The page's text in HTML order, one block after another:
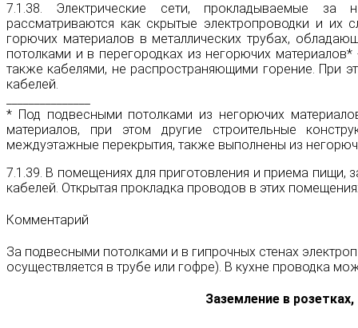
7.1.38. Электрические сети, прокладываемые за
рассматриваются как скрытые электропроводки и их
горючих материалов в металлических трубах,
потолками и в перегородках из негорючих
также кабелями, не распространяющими горение. При
кабелей.
* Под подвесными потолками из негорючих
материалов, при этом другие строительные
междуэтажные перекрытия, также выполнены из
7.1.39. В помещениях для приготовления и приема пищи,
кабелей. Открытая прокладка проводов в этих
Комментарий
За подвесными потолками и в гипрочных стенах
осуществляется в трубе или гофре). В кухне проводка
Заземление в